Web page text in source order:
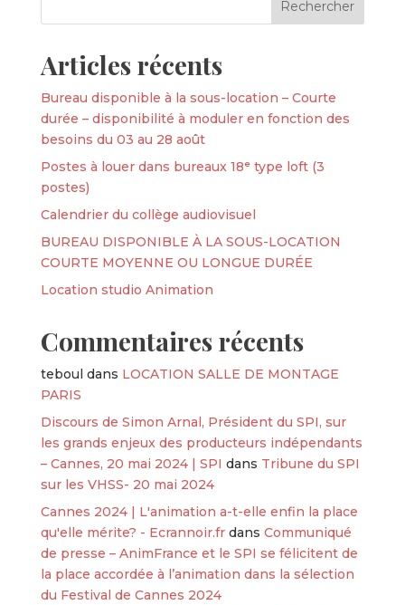
Articles récents
Bureau disponible à la sous-location – Courte
durée – disponibilité à moduler en fonction des
besoins du 03 au 28 août
Postes à louer dans bureaux 18ᵉ type loft (3
postes)
Calendrier du collège audiovisuel
BUREAU DISPONIBLE À LA SOUS-LOCATION
COURTE MOYENNE OU LONGUE DURÉE
Location studio Animation
Commentaires récents
teboul dans LOCATION SALLE DE MONTAGE
PARIS
Discours de Simon Arnal, Président du SPI, sur
les grands enjeux des producteurs indépendants
– Cannes, 20 mai 2024 | SPI dans Tribune du SPI
sur les VHSS- 20 mai 2024
Cannes 2024 | L'animation a-t-elle enfin la place
qu'elle mérite? - Ecrannoir.frdans Communiqué
de presse – AnimFrance et le SPI se félicitent de
la place accordée à l’animation dans la sélection
du Festival de Cannes 2024